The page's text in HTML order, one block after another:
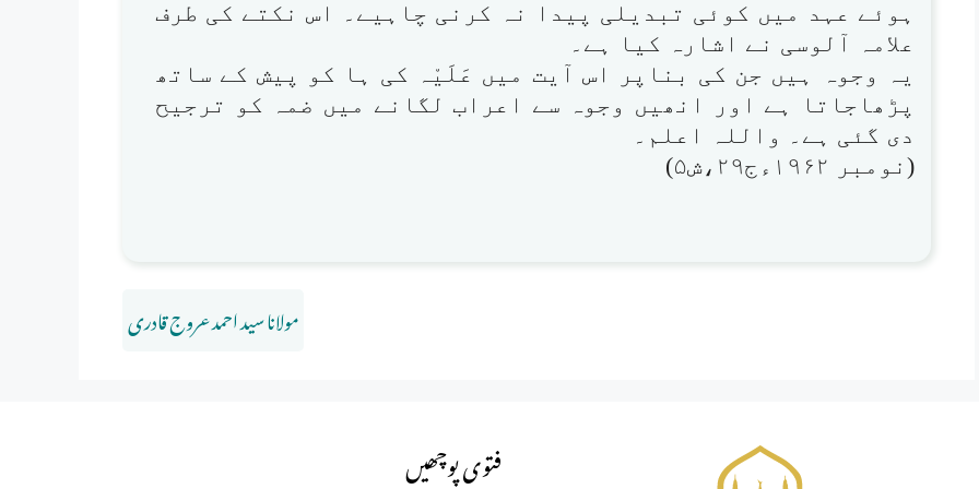
ہوئے عہد میں کوئی تبدیلی پیدا نہ کرنی چاہیے۔ اس نکتے کی طرف
علامہ آلوسی نے اشارہ کیا ہے۔
یہ وجوہ ہیں جن کی بناپر اس آیت میں عَلَیْہ کی ہا کو پیش کے ساتھ
پڑھاجاتا ہے اور انھیں وجوہ سے اعراب لگانے میں ضمہ کو ترجیح
دی گئی ہے۔ واللہ اعلم۔
(نومبر ۱۹۶۲ءج۲۹،ش۵)
مولانا سید احمد عروج قادری
فتوی پوچھیں